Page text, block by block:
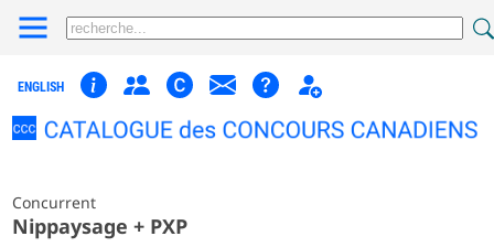
ENGLISH
Concurrent
Nippaysage + PXP